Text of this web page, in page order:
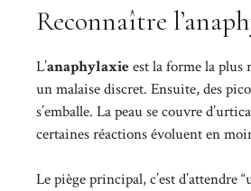
Reconnaître
L’anaphylaxieest la forme la plus
un malaise discret. Ensuite, des
s’emballe. La peau se couvre
certaines réactions évoluent en
Le piège principal, c’est d’attendre